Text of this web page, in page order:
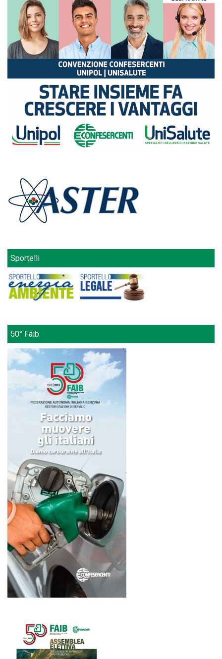
Sportelli
50° Faib